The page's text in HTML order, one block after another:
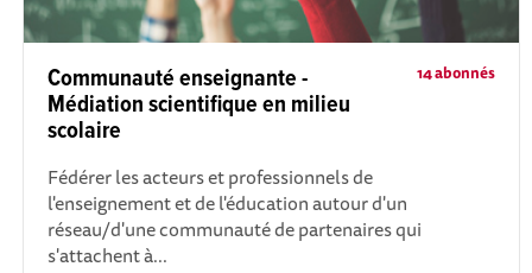
14 abonnés
Communauté enseignante -
Médiation scientifique en milieu
scolaire
Fédérer les acteurs et professionnels de
l'enseignement et de l'éducation autour d'un
réseau/d'une communauté de partenaires qui
s'attachent à...